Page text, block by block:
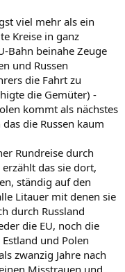
viel mehr als ein
Kreise in ganz
Bahn beinahe Zeuge
und Russen
die Fahrt zu
die Gemüter) -
kommt als nächstes
die Russen kaum
Rundreise durch
das sie dort,
ständig auf den
Litauer mit denen sie
durch Russland
die EU, noch die
und Polen
zwanzig Jahre nach
Misstrauen und